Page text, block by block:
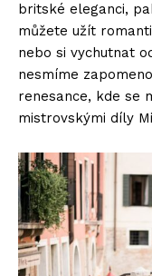
britské eleganci,
můžete užít
nebo si vychutnat
nesmíme
renesance, kde se
mistrovskými díly